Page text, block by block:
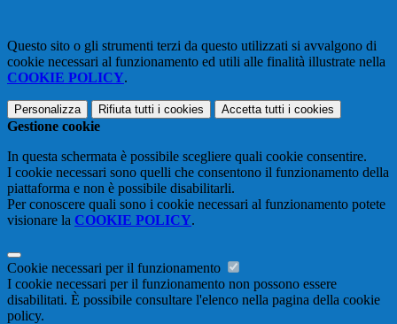
Questo sito o gli strumenti terzi da questo utilizzati si avvalgono di
cookie necessari al funzionamento ed utili alle finalità illustrate nella
COOKIE POLICY.
Personalizza Rifiuta tutti i cookies Accetta tutti i cookies
Gestione cookie
In questa schermata è possibile scegliere quali cookie consentire.
I cookie necessari sono quelli che consentono il funzionamento della
piattaforma e non è possibile disabilitarli.
Per conoscere quali sono i cookie necessari al funzionamento potete
visionare la COOKIE POLICY.
Cookie necessari per il funzionamento
I cookie necessari per il funzionamento non possono essere
disabilitati. È possibile consultare l'elenco nella pagina della cookie
policy.